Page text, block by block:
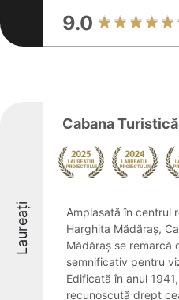
9.0
Laureați
Cabana
Amplasată în centrul
Harghita Mădăraș,
Mădăraş se remarcă
semnificativ pentru
Edificată în anul
recunoscută drept